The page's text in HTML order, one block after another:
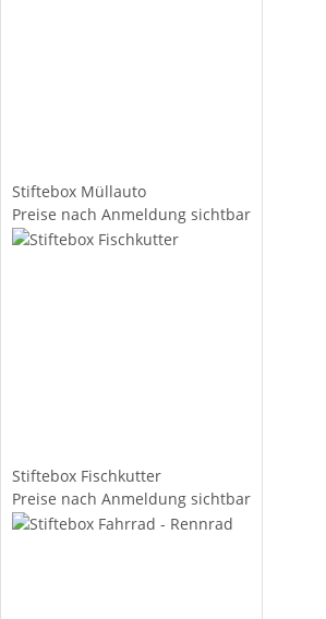
Stiftebox Müllauto
Preise nach Anmeldung sichtbar
Stiftebox Fischkutter
Preise nach Anmeldung sichtbar